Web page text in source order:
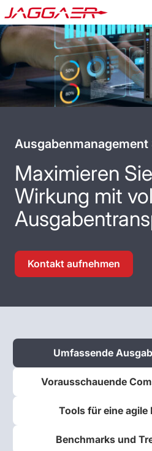
Ausgabenmanagement
Maximieren
Wirkung mit
Kontakt aufnehmen
Umfassende
Vorausschauende
Tools für eine
Benchmarks und